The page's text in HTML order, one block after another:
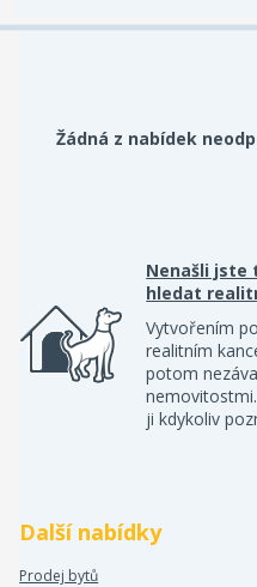
Žádná z nabídek
Nenašli jste
hledat
Vytvořením
realitním
potom
ji kdykoliv
Další nabídky
Prodej bytů